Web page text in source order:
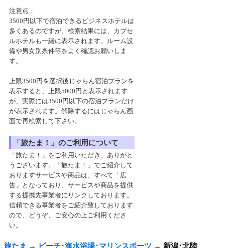
注意点：
3500円以下で宿泊できるビジネスホテルは
多くあるのですが、検索結果には、カプセ
ルホテルも一緒に表示されます。ルーム設
備や男女別条件等をよく確認お願いしま
す。
上限3500円を選択後じゃらん宿泊プランを
表示すると、上限5000円と表示されます
が、実際には3500円以下の宿泊プランだけ
が表示されます。解除するにはじゃらん画
面で再検索して下さい。
「旅たま！」のご利用について
「旅たま！」をご利用いただき、ありがと
うございます。「旅たま！」でご紹介して
おりますサービスや商品は、すべて「広
告」となっており、サービスや商品を提供
する提携先事業者にリンクしております。
信頼できる事業者をご紹介致しております
ので、どうぞ、ご安心の上ご利用くださ
い。
旅たま → ビーチ･海水浴場･マリンスポーツ → 新潟･北陸